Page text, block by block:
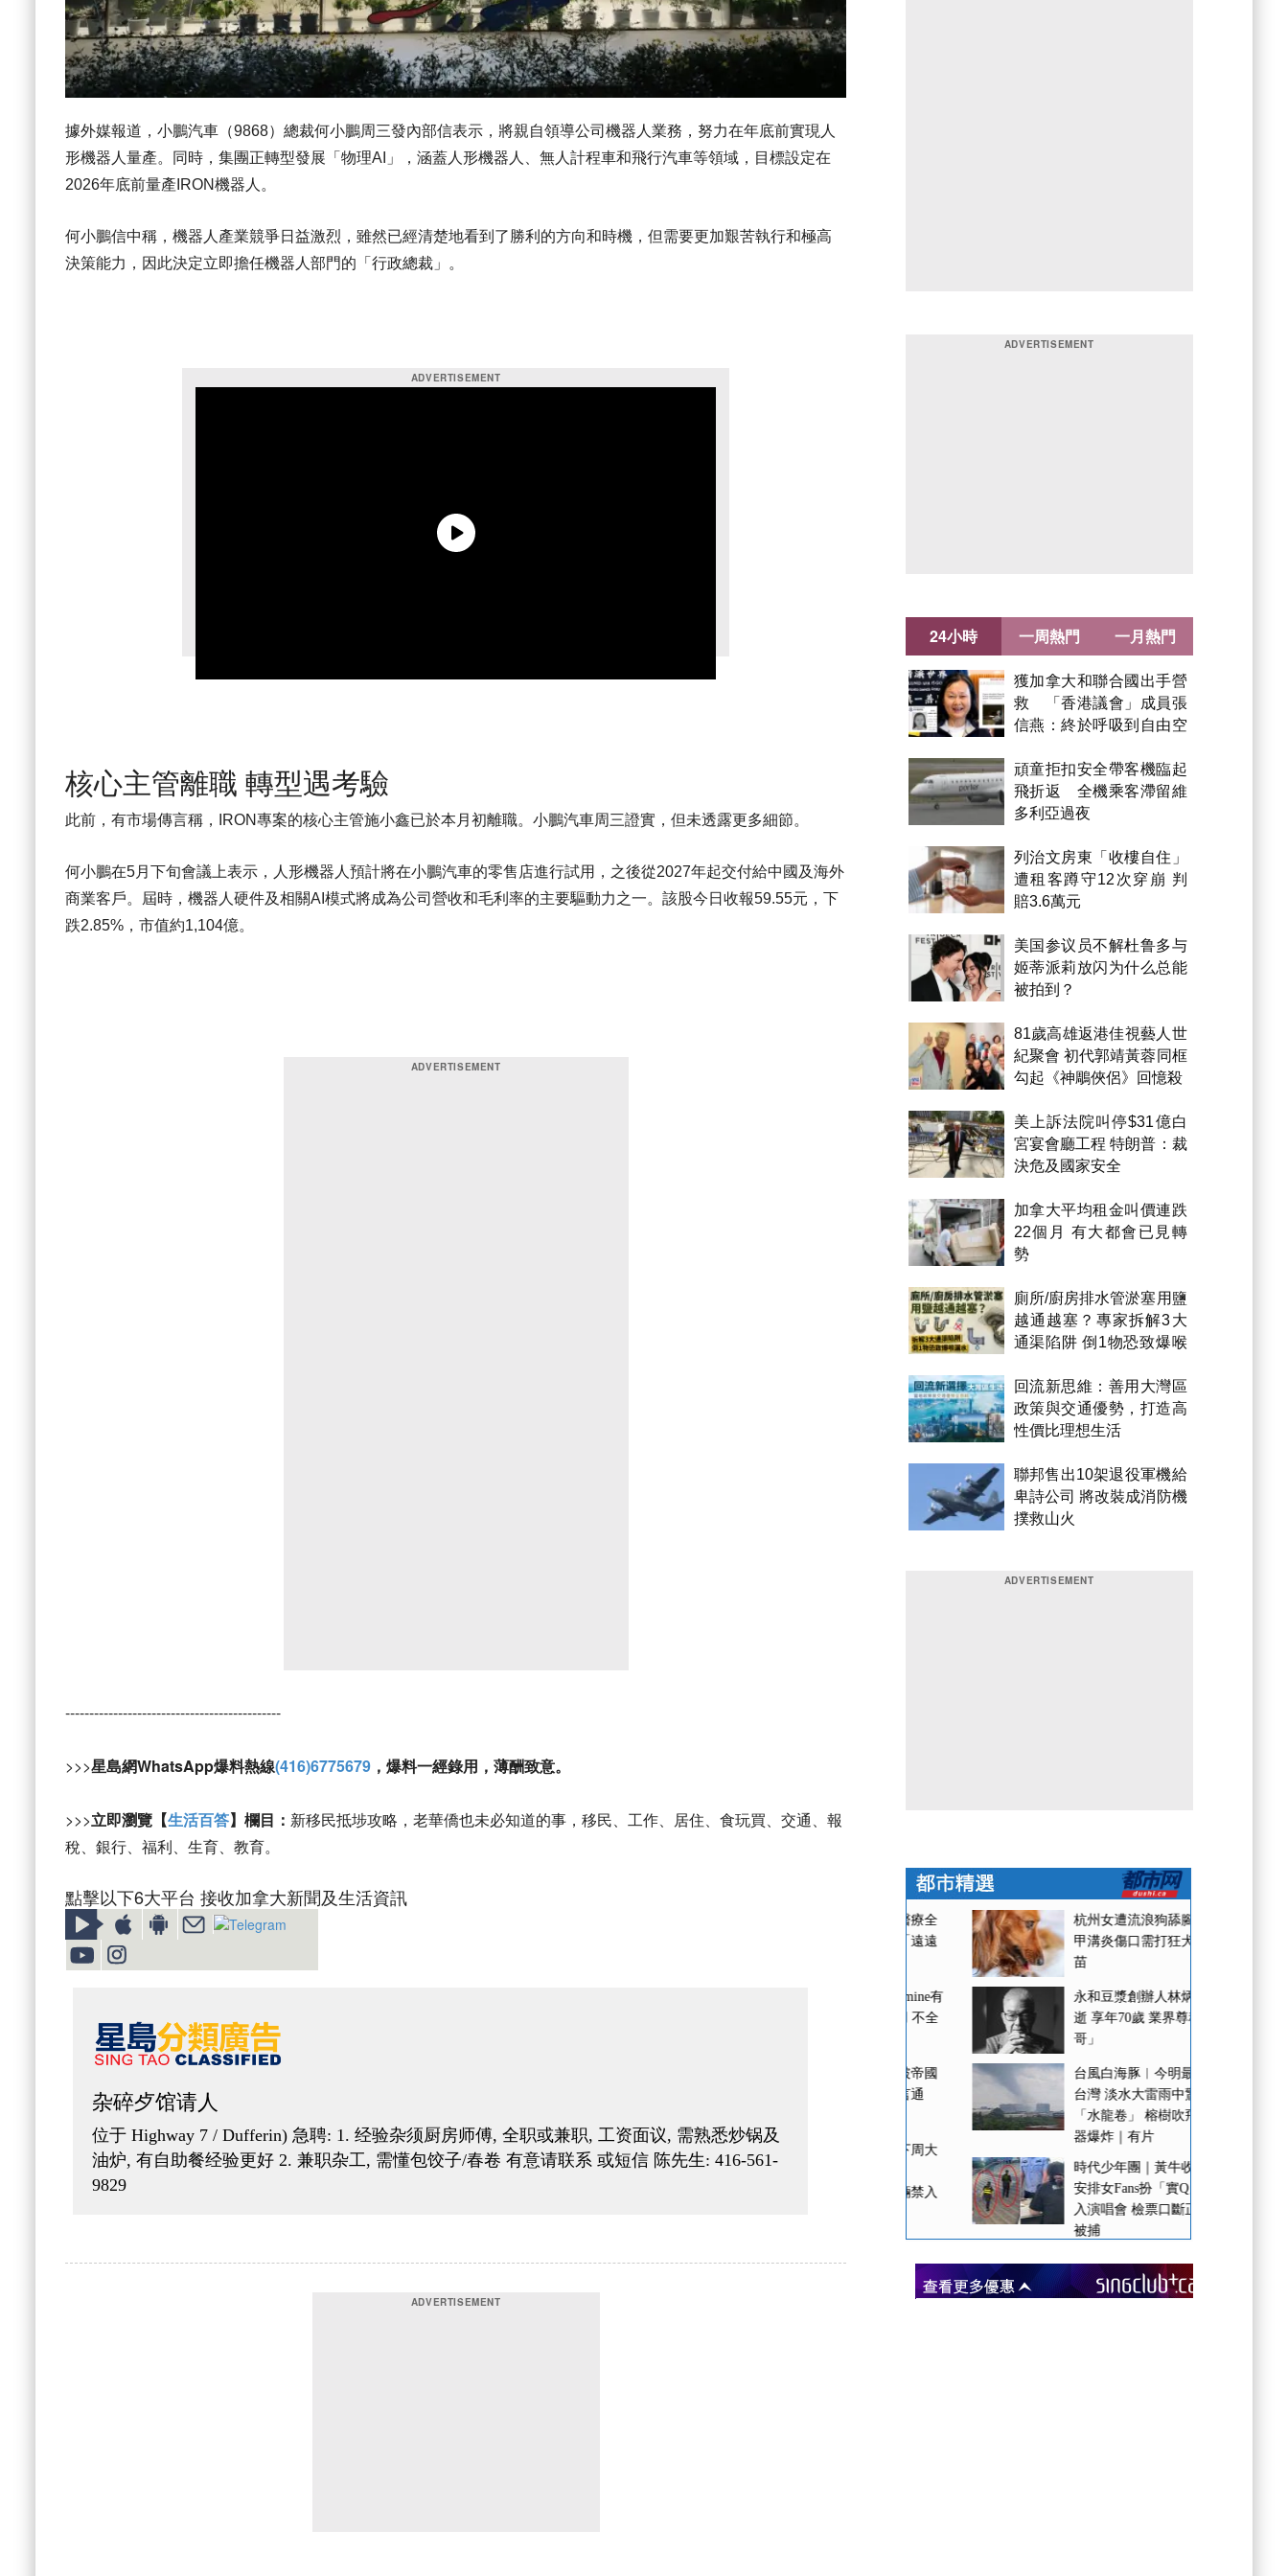
據外媒報道，小鵬汽車（9868）總裁何小鵬周三發內部信表示，將親自領導公司機器人業務，努力在年底前實現人
形機器人量產。同時，集團正轉型發展「物理AI」，涵蓋人形機器人、無人計程車和飛行汽車等領域，目標設定在
2026年底前量產IRON機器人。
何小鵬信中稱，機器人產業競爭日益激烈，雖然已經清楚地看到了勝利的方向和時機，但需要更加艱苦執行和極高
決策能力，因此決定立即擔任機器人部門的「行政總裁」。
核心主管離職 轉型遇考驗
此前，有市場傳言稱，IRON專案的核心主管施小鑫已於本月初離職。小鵬汽車周三證實，但未透露更多細節。
何小鵬在5月下旬會議上表示，人形機器人預計將在小鵬汽車的零售店進行試用，之後從2027年起交付給中國及海外
商業客戶。屆時，機器人硬件及相關AI模式將成為公司營收和毛利率的主要驅動力之一。該股今日收報59.55元，下
跌2.85%，市值約1,104億。
---------------------------------------------
>>>星島網WhatsApp爆料熱線(416)6775679 ，爆料一經錄用，薄酬致意。
>>>立即瀏覽【生活百答】欄目： 新移民抵埗攻略，老華僑也未必知道的事，移民、工作、居住、食玩買、交通、報
稅、銀行、福利、生育、教育。
點擊以下6大平台 接收加拿大新聞及生活資訊
24小時
獲加拿大和聯合國出手營
救 「香港議會」成員張
信燕：終於呼吸到自由空
頑童拒扣安全帶客機臨起
飛折返 全機乘客滯留維
多利亞過夜
列治文房東「收樓自住」
遭租客蹲守12次穿崩 判
賠3.6萬元
美国参议员不解杜鲁多与
姬蒂派莉放闪为什么总能
被拍到？
81歲高雄返港佳視藝人世
紀聚會 初代郭靖黃蓉同框
勾起《神鵰俠侶》回憶殺
美上訴法院叫停$31億白
宮宴會廳工程 特朗普：裁
決危及國家安全
加拿大平均租金叫價連跌
22個月 有大都會已見轉
勢
廁所/廚房排水管淤塞用鹽
越通越塞？專家拆解3大
通渠陷阱 倒1物恐致爆喉
回流新思維：善用大灣區
政策與交通優勢，打造高
性價比理想生活
聯邦售出10架退役軍機給
卑詩公司 將改裝成消防機
撲救山火
一周熱門 一月熱門